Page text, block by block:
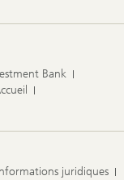
Bank
juridiques